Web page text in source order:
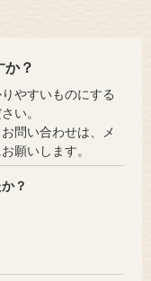
か？
やすいものにする
い。
問い合わせは、メ
願いします。
？